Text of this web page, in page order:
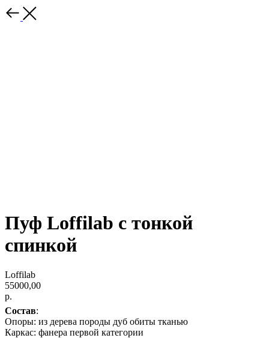
Пуф Loffilab с тонкой
спинкой
Loffilab
55000,00
р.
Состав:
Опоры: из дерева породы дуб обиты тканью
Каркас: фанера первой категории